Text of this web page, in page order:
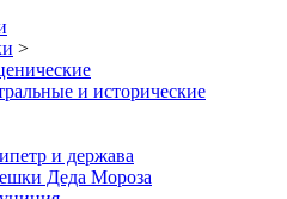
>
и исторические
и держава
Деда Мороза